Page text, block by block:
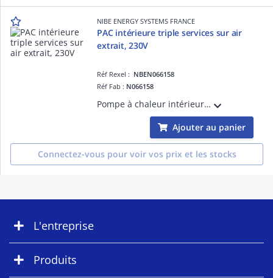
NIBE ENERGY SYSTEMS FRANCE
PAC intérieure triple services sur air
extrait, 230V
Réf Rexel : NBEN066158
Réf Fab : N066158
Pompe à chaleur intérieure triple services sur air extrait, ballon inox, Série F, 230V
Ajouter au panier
Connectez-vous pour voir vos prix et les stocks
L'entreprise
Produits